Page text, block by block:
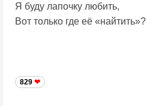
Я буду лапочку любить,
Вот только где её «найтить»?
829